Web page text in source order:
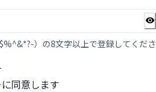
）の8文字以上で登録してくださ
に同意します